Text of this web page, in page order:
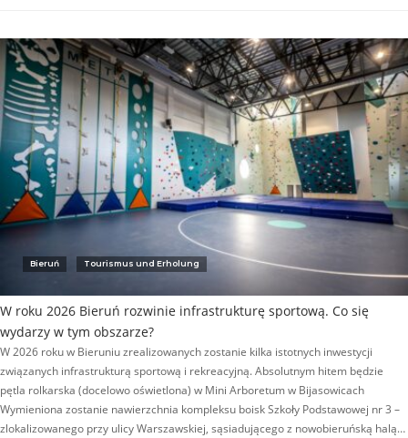
Bieruń Tourismus und Erholung
W roku 2026 Bieruń rozwinie infrastrukturę sportową. Co się
wydarzy w tym obszarze?
W 2026 roku w Bieruniu zrealizowanych zostanie kilka istotnych inwestycji
związanych infrastrukturą sportową i rekreacyjną. Absolutnym hitem będzie
pętla rolkarska (docelowo oświetlona) w Mini Arboretum w Bijasowicach
Wymieniona zostanie nawierzchnia kompleksu boisk Szkoły Podstawowej nr 3 –
zlokalizowanego przy ulicy Warszawskiej, sąsiadującego z nowobieruńską halą…